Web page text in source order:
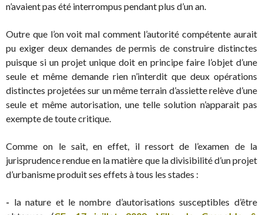
n’avaient pas été interrompus pendant plus d’un an.
Outre que l’on voit mal comment l’autorité compétente aurait
pu exiger deux demandes de permis de construire distinctes
puisque si un projet unique doit en principe faire l’objet d’une
seule et même demande rien n’interdit que deux opérations
distinctes projetées sur un même terrain d’assiette relève d’une
seule et même autorisation, une telle solution n’apparait pas
exempte de toute critique.
Comme on le sait, en effet, il ressort de l’examen de la
jurisprudence rendue en la matière que la divisibilité d’un projet
d’urbanisme produit ses effets à tous les stades :
- la nature et le nombre d’autorisations susceptibles d’être